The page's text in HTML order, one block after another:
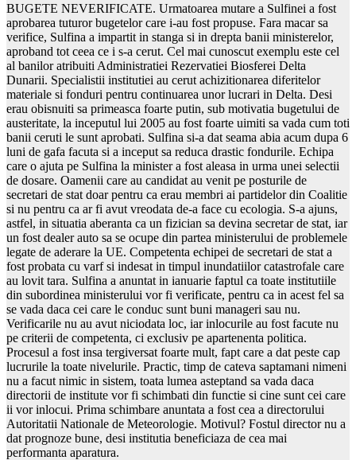
BUGETE NEVERIFICATE. Urmatoarea mutare a Sulfinei a fost
aprobarea tuturor bugetelor care i-au fost propuse. Fara macar sa
verifice, Sulfina a impartit in stanga si in drepta banii ministerelor,
aproband tot ceea ce i s-a cerut. Cel mai cunoscut exemplu este cel
al banilor atribuiti Administratiei Rezervatiei Biosferei Delta
Dunarii. Specialistii institutiei au cerut achizitionarea diferitelor
materiale si fonduri pentru continuarea unor lucrari in Delta. Desi
erau obisnuiti sa primeasca foarte putin, sub motivatia bugetului de
austeritate, la inceputul lui 2005 au fost foarte uimiti sa vada cum toti
banii ceruti le sunt aprobati. Sulfina si-a dat seama abia acum dupa 6
luni de gafa facuta si a inceput sa reduca drastic fondurile. Echipa
care o ajuta pe Sulfina la minister a fost aleasa in urma unei selectii
de dosare. Oamenii care au candidat au venit pe posturile de
secretari de stat doar pentru ca erau membri ai partidelor din Coalitie
si nu pentru ca ar fi avut vreodata de-a face cu ecologia. S-a ajuns,
astfel, in situatia aberanta ca un fizician sa devina secretar de stat, iar
un fost dealer auto sa se ocupe din partea ministerului de problemele
legate de aderare la UE. Competenta echipei de secretari de stat a
fost probata cu varf si indesat in timpul inundatiilor catastrofale care
au lovit tara. Sulfina a anuntat in ianuarie faptul ca toate institutiile
din subordinea ministerului vor fi verificate, pentru ca in acest fel sa
se vada daca cei care le conduc sunt buni manageri sau nu.
Verificarile nu au avut niciodata loc, iar inlocurile au fost facute nu
pe criterii de competenta, ci exclusiv pe apartenenta politica.
Procesul a fost insa tergiversat foarte mult, fapt care a dat peste cap
lucrurile la toate nivelurile. Practic, timp de cateva saptamani nimeni
nu a facut nimic in sistem, toata lumea asteptand sa vada daca
directorii de institute vor fi schimbati din functie si cine sunt cei care
ii vor inlocui. Prima schimbare anuntata a fost cea a directorului
Autoritatii Nationale de Meteorologie. Motivul? Fostul director nu a
dat prognoze bune, desi institutia beneficiaza de cea mai
performanta aparatura.